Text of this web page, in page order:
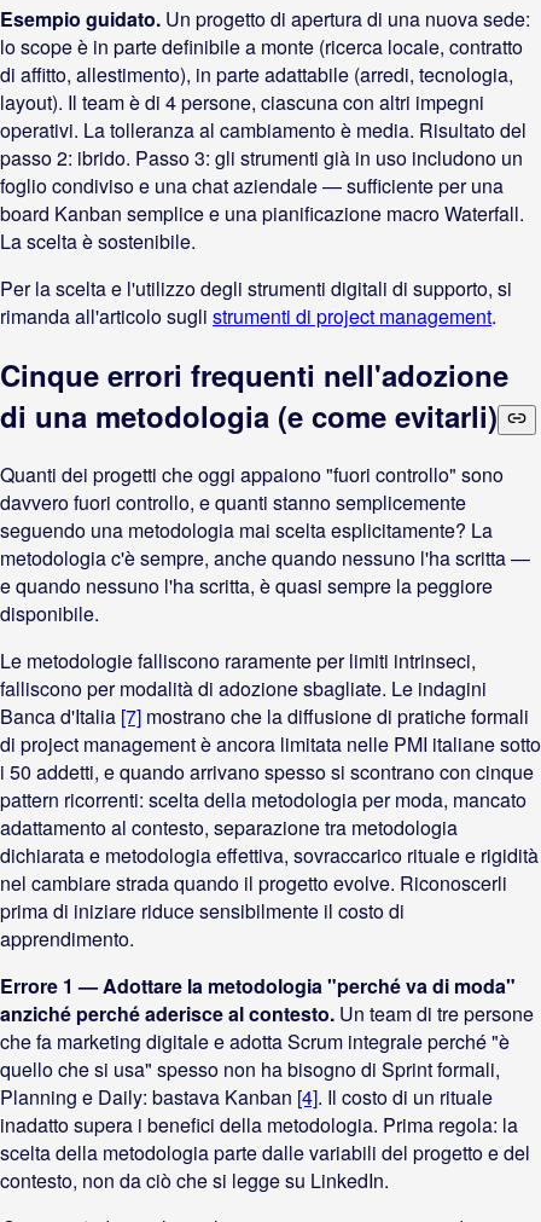
Esempio guidato. Un progetto di apertura di una nuova sede:
lo scope è in parte definibile a monte (ricerca locale, contratto
di affitto, allestimento), in parte adattabile (arredi, tecnologia,
layout). Il team è di 4 persone, ciascuna con altri impegni
operativi. La tolleranza al cambiamento è media. Risultato del
passo 2: ibrido. Passo 3: gli strumenti già in uso includono un
foglio condiviso e una chat aziendale — sufficiente per una
board Kanban semplice e una pianificazione macro Waterfall.
La scelta è sostenibile.
Per la scelta e l'utilizzo degli strumenti digitali di supporto, si
rimanda all'articolo sugli strumenti di project management.
Cinque errori frequenti nell'adozione
di una metodologia (e come evitarli)
Quanti dei progetti che oggi appaiono "fuori controllo" sono
davvero fuori controllo, e quanti stanno semplicemente
seguendo una metodologia mai scelta esplicitamente? La
metodologia c'è sempre, anche quando nessuno l'ha scritta —
e quando nessuno l'ha scritta, è quasi sempre la peggiore
disponibile.
Le metodologie falliscono raramente per limiti intrinseci,
falliscono per modalità di adozione sbagliate. Le indagini
Banca d'Italia [7] mostrano che la diffusione di pratiche formali
di project management è ancora limitata nelle PMI italiane sotto
i 50 addetti, e quando arrivano spesso si scontrano con cinque
pattern ricorrenti: scelta della metodologia per moda, mancato
adattamento al contesto, separazione tra metodologia
dichiarata e metodologia effettiva, sovraccarico rituale e rigidità
nel cambiare strada quando il progetto evolve. Riconoscerli
prima di iniziare riduce sensibilmente il costo di
apprendimento.
Errore 1 — Adottare la metodologia "perché va di moda"
anziché perché aderisce al contesto. Un team di tre persone
che fa marketing digitale e adotta Scrum integrale perché "è
quello che si usa" spesso non ha bisogno di Sprint formali,
Planning e Daily: bastava Kanban [4]. Il costo di un rituale
inadatto supera i benefici della metodologia. Prima regola: la
scelta della metodologia parte dalle variabili del progetto e del
contesto, non da ciò che si legge su LinkedIn.